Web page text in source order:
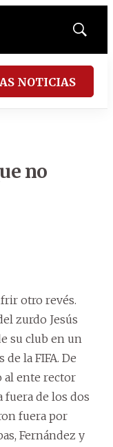
Mostrar
NOTICIAS
no
otro revés.
zurdo Jesús
su club en un
la FIFA. De
al ente rector
de los dos
fuera por
Fernández y